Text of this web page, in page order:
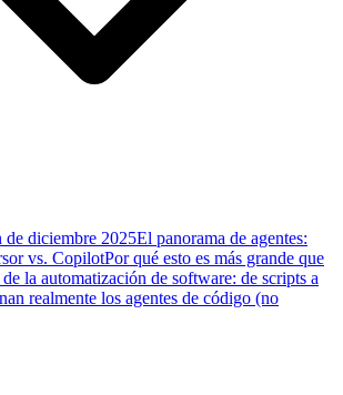
diciembre 2025El panorama de agentes:
vs. CopilotPor qué esto es más grande que
la automatización de software: de scripts a
realmente los agentes de código (no